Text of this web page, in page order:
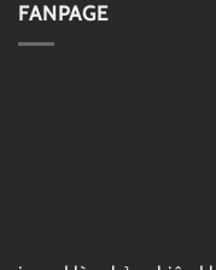
FANPAGE